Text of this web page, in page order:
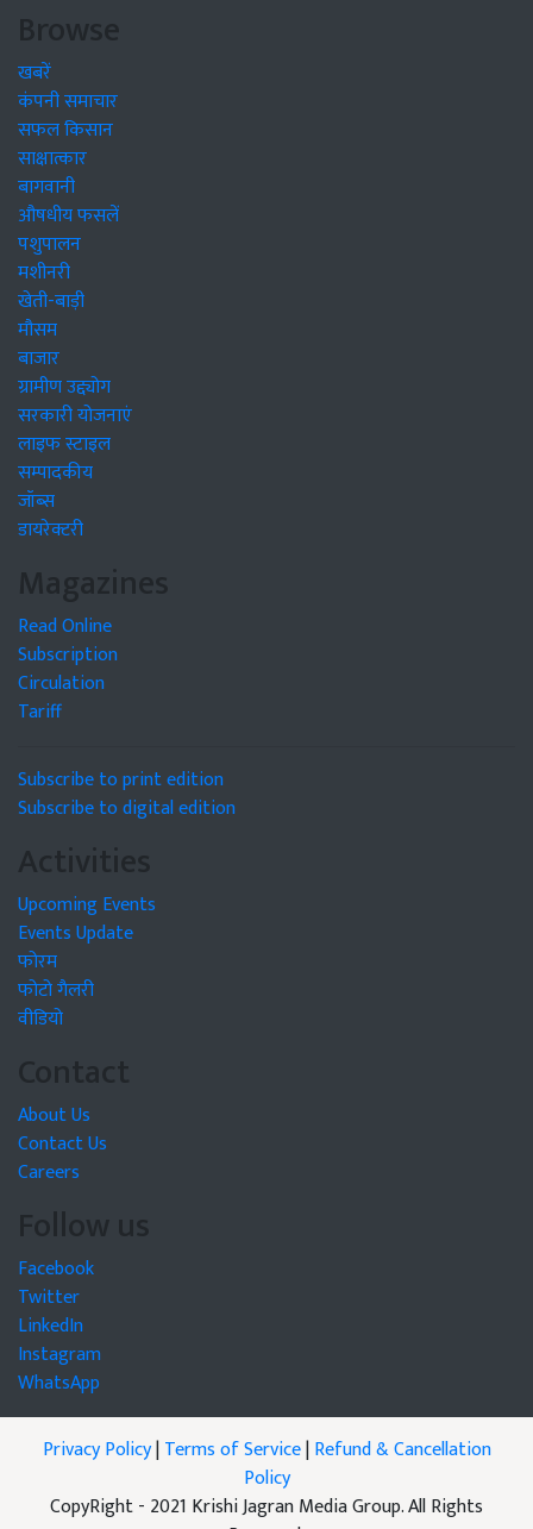
Browse
खबरें
कंपनी समाचार
सफल किसान
साक्षात्कार
बागवानी
औषधीय फसलें
पशुपालन
मशीनरी
खेती-बाड़ी
मौसम
बाजार
ग्रामीण उद्द्योग
सरकारी योजनाएं
लाइफ स्टाइल
सम्पादकीय
जॉब्स
डायरेक्टरी
Magazines
Read Online
Subscription
Circulation
Tariff
Subscribe to print edition
Subscribe to digital edition
Activities
Upcoming Events
Events Update
फोरम
फोटो गैलरी
वीडियो
Contact
About Us
Contact Us
Careers
Follow us
Facebook
Twitter
LinkedIn
Instagram
WhatsApp
Privacy Policy|Terms of Service|Refund & Cancellation
Policy
CopyRight - 2021 Krishi Jagran Media Group. All Rights